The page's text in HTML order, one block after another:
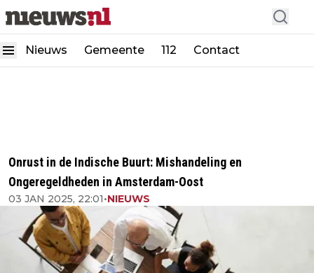
Nieuws Gemeente 112 Contact
Onrust in de Indische Buurt: Mishandeling en
Ongeregeldheden in Amsterdam-Oost
03 JAN 2025, 22:01•NIEUWS